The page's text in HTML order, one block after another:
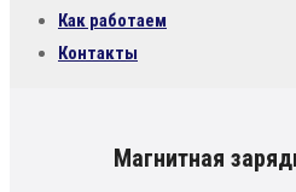
Как работаем
Контакты
Магнитная